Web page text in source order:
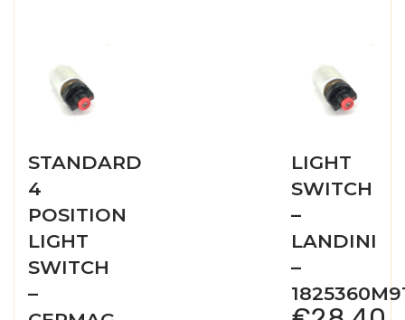
STANDARD
4
POSITION
LIGHT
SWITCH
–
LIGHT
SWITCH
–
LANDINI
–